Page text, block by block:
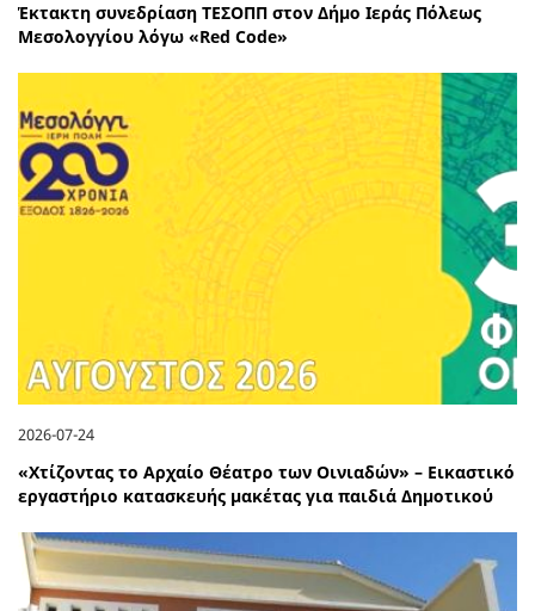
Έκτακτη συνεδρίαση ΤΕΣΟΠΠ στον Δήμο Ιεράς Πόλεως
Μεσολογγίου λόγω «Red Code»
2026-07-24
«Χτίζοντας το Αρχαίο Θέατρο των Οινιαδών» – Εικαστικό
εργαστήριο κατασκευής μακέτας για παιδιά Δημοτικού